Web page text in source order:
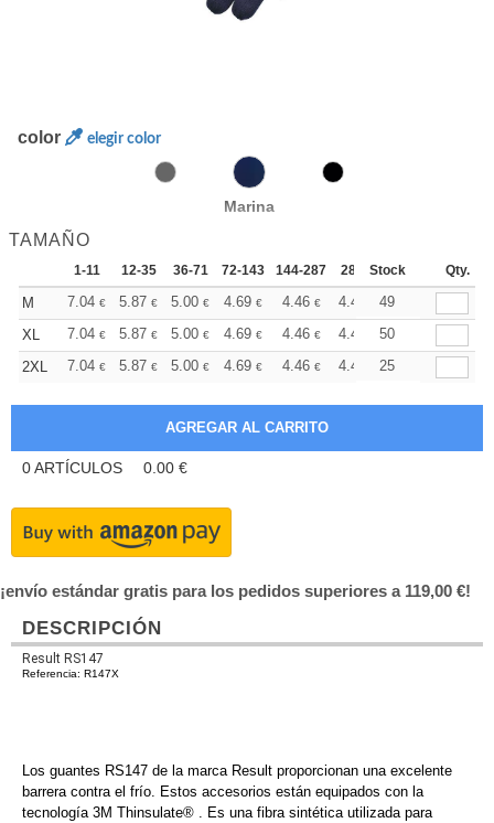
color elegir color
Marina
TAMAÑO
1-11 12-35 36-71 72-143 144-287 288 + Más
Stock Qty.
M 7.04 € 5.87 € 5.00 € 4.69 € 4.46 € 4.41
49
XL
7.04 € 5.87 € 5.00 € 4.69 € 4.46 € 4.41
50
2XL
7.04 € 5.87 € 5.00 € 4.69 € 4.46 € 4.41 25
0ARTÍCULOS 0.00 €
¡envío estándar gratis para los pedidos superiores a 119,00 €!
DESCRIPCIÓN
Result RS147
Referencia: R147X
Los guantes RS147 de la marca Result proporcionan una excelente
barrera contra el frío. Estos accesorios están equipados con la
tecnología 3M Thinsulate® . Es una fibra sintética utilizada para